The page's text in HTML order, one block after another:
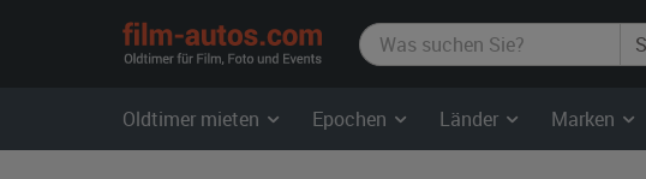
film-
autos.com
Oldtimer mieten Epochen Länder Marken